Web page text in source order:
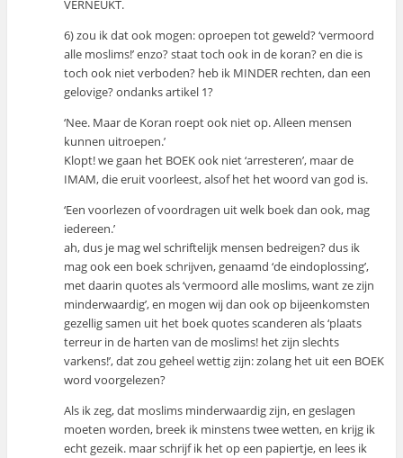
VERNEUKT.
6) zou ik dat ook mogen: oproepen tot geweld? ‘vermoord
alle moslims!’ enzo? staat toch ook in de koran? en die is
toch ook niet verboden? heb ik MINDER rechten, dan een
gelovige? ondanks artikel 1?
‘Nee. Maar de Koran roept ook niet op. Alleen mensen
kunnen uitroepen.’
Klopt! we gaan het BOEK ook niet ‘arresteren’, maar de
IMAM, die eruit voorleest, alsof het het woord van god is.
‘Een voorlezen of voordragen uit welk boek dan ook, mag
iedereen.’
ah, dus je mag wel schriftelijk mensen bedreigen? dus ik
mag ook een boek schrijven, genaamd ‘de eindoplossing’,
met daarin quotes als ‘vermoord alle moslims, want ze zijn
minderwaardig’, en mogen wij dan ook op bijeenkomsten
gezellig samen uit het boek quotes scanderen als ‘plaats
terreur in de harten van de moslims! het zijn slechts
varkens!’, dat zou geheel wettig zijn: zolang het uit een BOEK
word voorgelezen?
Als ik zeg, dat moslims minderwaardig zijn, en geslagen
moeten worden, breek ik minstens twee wetten, en krijg ik
echt gezeik. maar schrijf ik het op een papiertje, en lees ik